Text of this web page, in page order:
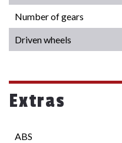
Number of gears
Driven wheels
Extras
ABS